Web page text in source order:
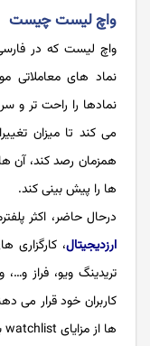
واچ لیست چیست
واچ لیست که در
نماد های معاملاتی
می کند تا میزان
همزمان رصد کند، آن
ها را پیش بینی کند.
درحال حاضر، اکثر
ارزدیجیتال، کارگزاری
تریدینگ ویو، فراز
کاربران خود قرار می
ها از مزایای watchlist بهره مند شوند.